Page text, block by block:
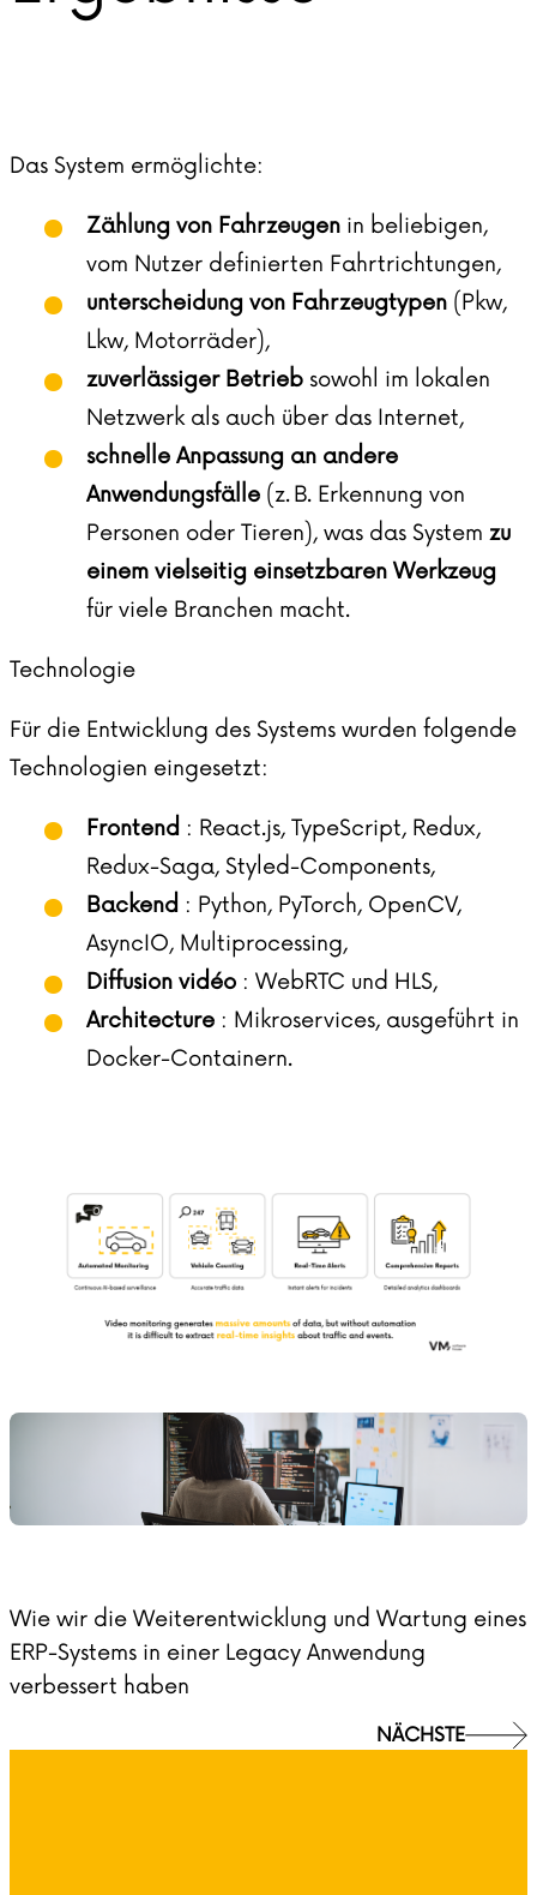
Das System ermöglichte:
Zählung von Fahrzeugen in beliebigen,
vom Nutzer definierten Fahrtrichtungen,
unterscheidung von Fahrzeugtypen (Pkw,
Lkw, Motorräder),
zuverlässiger Betrieb sowohl im lokalen
Netzwerk als auch über das Internet,
schnelle Anpassung an andere
Anwendungsfälle (z. B. Erkennung von
Personen oder Tieren), was das System zu
einem vielseitig einsetzbaren Werkzeug
für viele Branchen macht.
Technologie
Für die Entwicklung des Systems wurden folgende
Technologien eingesetzt:
Frontend : React.js, TypeScript, Redux,
Redux-Saga, Styled-Components,
Backend : Python, PyTorch, OpenCV,
AsyncIO, Multiprocessing,
Diffusion vidéo : WebRTC und HLS,
Architecture : Mikroservices, ausgeführt in
Docker-Containern.
Wie wir die Weiterentwicklung und Wartung eines
ERP-Systems in einer Legacy Anwendung
verbessert haben
NÄCHSTE